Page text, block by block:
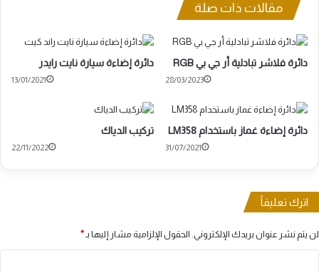
مقالات ذات صلة
دائرة إضاءة سيارة نايت رايدر
13/01/2021
دائرة فلاشر تبادلية أر جي بي RGB
28/03/2023
تركيب الدياك
22/11/2022
دائرة إضاءة غماز باستخدام LM358
31/07/2021
اترك تعليقاً
لن يتم نشر عنوان بريدك الإلكتروني. الحقول الإلزامية مشار إليها بـ*